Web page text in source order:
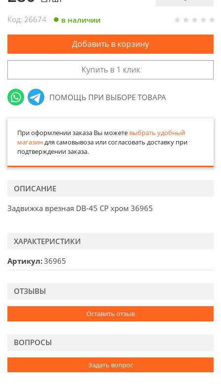
Код: 26674 в наличии
Добавить в корзину
Купить в 1 клик
ПОМОЩЬ ПРИ ВЫБОРЕ ТОВАРА
При оформлении заказа Вы можете выбрать удобный
магазиндля самовывоза или согласовать доставку при
подтверждении заказа.
ОПИСАНИЕ
Задвижка врезная DB-45 СР хром 36965
ХАРАКТЕРИСТИКИ
Артикул 36965
ОТЗЫВЫ
Оставить отзыв
ВОПРОСЫ
Задать вопрос